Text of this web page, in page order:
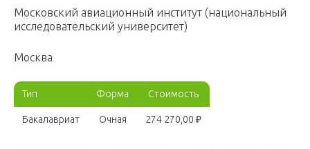
Московский авиационный институт (национальный
исследовательский университет)
Москва
Тип Форма Стоимость
Бакалавриат Очная 274 270,00 ₽